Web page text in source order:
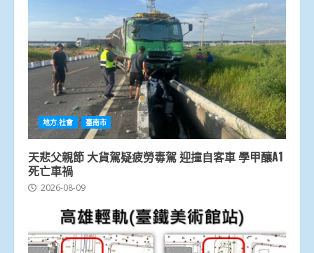
地方.社會 臺南市
天悲父親節 大貨駕疑疲勞毒駕 迎撞自客車 學甲釀A1
死亡車禍
2026-08-09